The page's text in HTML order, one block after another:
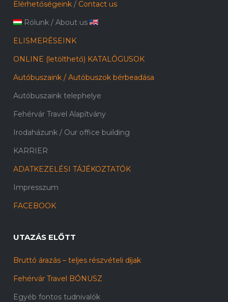
Elérhetőségeink / Contact us
Rólunk /About us
ELISMERÉSEINK
ONLINE (letölthető) KATALÓGUSOK
Autóbuszaink / Autóbuszok bérbeadása
Autóbuszaink telephelye
Fehérvár Travel Alapítvány
Irodaházunk / Our office building
KARRIER
ADATKEZELÉSI TÁJÉKOZTATÓK
Impresszum
FACEBOOK
UTAZÁS ELŐTT
Bruttó árazás – teljes részvételi díjak
Fehérvár Travel BÓNUSZ
Egyéb fontos tudnivalók